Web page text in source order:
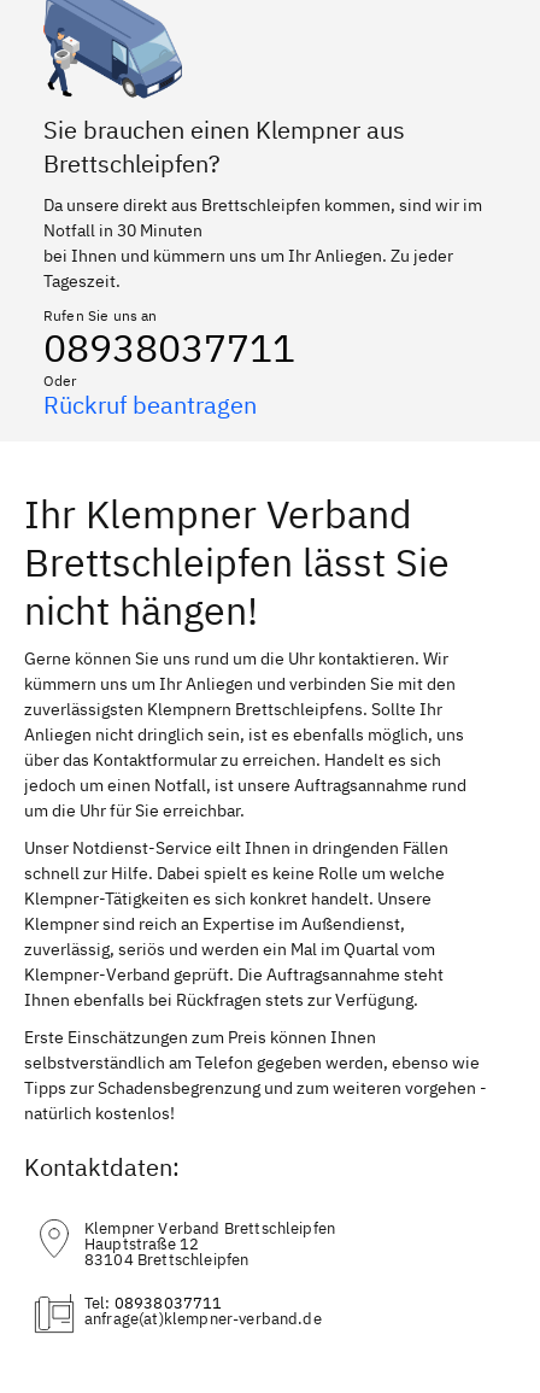
Sie brauchen einen Klempner aus
Brettschleipfen?
Da unsere direkt aus Brettschleipfen kommen, sind wir im
Notfall in 30 Minuten
bei Ihnen und kümmern uns um Ihr Anliegen. Zu jeder
Tageszeit.
Rufen Sie uns an
08938037711
Oder
Rückruf beantragen
Ihr Klempner Verband
Brettschleipfen lässt Sie
nicht hängen!
Gerne können Sie uns rund um die Uhr kontaktieren. Wir
kümmern uns um Ihr Anliegen und verbinden Sie mit den
zuverlässigsten Klempnern Brettschleipfens. Sollte Ihr
Anliegen nicht dringlich sein, ist es ebenfalls möglich, uns
über das Kontaktformular zu erreichen. Handelt es sich
jedoch um einen Notfall, ist unsere Auftragsannahme rund
um die Uhr für Sie erreichbar.
Unser Notdienst-Service eilt Ihnen in dringenden Fällen
schnell zur Hilfe. Dabei spielt es keine Rolle um welche
Klempner-Tätigkeiten es sich konkret handelt. Unsere
Klempner sind reich an Expertise im Außendienst,
zuverlässig, seriös und werden ein Mal im Quartal vom
Klempner-Verband geprüft. Die Auftragsannahme steht
Ihnen ebenfalls bei Rückfragen stets zur Verfügung.
Erste Einschätzungen zum Preis können Ihnen
selbstverständlich am Telefon gegeben werden, ebenso wie
Tipps zur Schadensbegrenzung und zum weiteren vorgehen -
natürlich kostenlos!
Kontaktdaten:
Klempner Verband Brettschleipfen
Hauptstraße 12
83104 Brettschleipfen
Tel: 08938037711
(at)